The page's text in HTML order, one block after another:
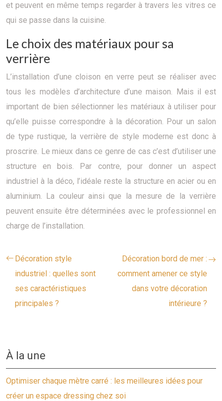
et peuvent en même temps regarder à travers les vitres ce
qui se passe dans la cuisine.
Le choix des matériaux pour sa
verrière
L’installation d’une cloison en verre peut se réaliser avec
tous les modèles d’architecture d’une maison. Mais il est
important de bien sélectionner les matériaux à utiliser pour
qu’elle puisse correspondre à la décoration. Pour un salon
de type rustique, la verrière de style moderne est donc à
proscrire. Le mieux dans ce genre de cas c’est d’utiliser une
structure en bois. Par contre, pour donner un aspect
industriel à la déco, l’idéale reste la structure en acier ou en
aluminium. La couleur ainsi que la mesure de la verrière
peuvent ensuite être déterminées avec le professionnel en
charge de l’installation.
Décoration style
industriel : quelles sont
ses caractéristiques
principales ?
Décoration bord de mer :
comment amener ce style
dans votre décoration
intérieure ?
À la une
Optimiser chaque mètre carré : les meilleures idées pour
créer un espace dressing chez soi